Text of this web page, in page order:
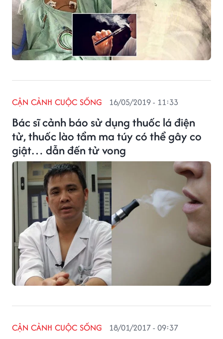
Bác sĩ cảnh báo sử dụng thuốc lá điện
tử, thuốc lào tẩm ma túy có thể gây co
giật… dẫn đến tử vong
CẬN CẢNH CUỘC SỐNG 16/05/2019 - 11:33
CẬN CẢNH CUỘC SỐNG 18/01/2017 - 09:37